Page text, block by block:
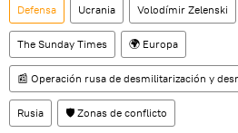
Defensa Ucrania Volodímir Zelenski
The Sunday Times 🌍 Europa
📰 Operación rusa de desmilitarización y
Rusia 🛡️ Zonas de conflicto